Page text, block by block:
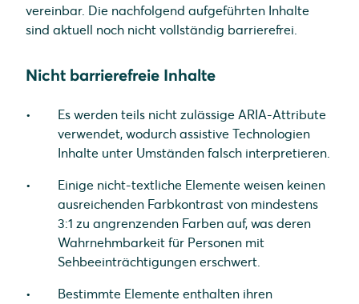
vereinbar. Die nachfolgend aufgeführten Inhalte
sind aktuell noch nicht vollständig barrierefrei.
Nicht barrierefreie Inhalte
Es werden teils nicht zulässige ARIA-Attribute
verwendet, wodurch assistive Technologien
Inhalte unter Umständen falsch interpretieren.
Einige nicht-textliche Elemente weisen keinen
ausreichenden Farbkontrast von mindestens
3:1 zu angrenzenden Farben auf, was deren
Wahrnehmbarkeit für Personen mit
Sehbeeinträchtigungen erschwert.
Bestimmte Elemente enthalten ihren